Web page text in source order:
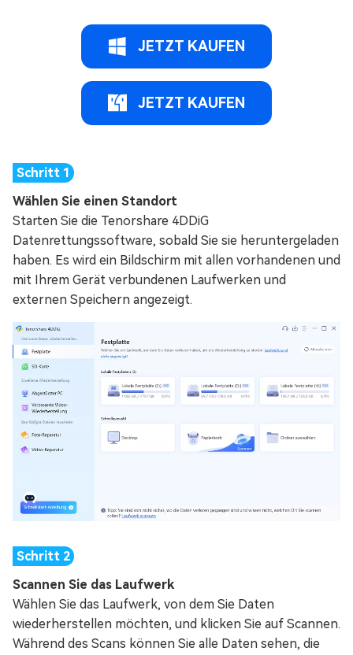
JETZT KAUFEN
JETZT KAUFEN
Wählen Sie einen Standort
Starten Sie die Tenorshare 4DDiG
Datenrettungssoftware, sobald Sie sie heruntergeladen
haben. Es wird ein Bildschirm mit allen vorhandenen und
mit Ihrem Gerät verbundenen Laufwerken und
externen Speichern angezeigt.
Scannen Sie das Laufwerk
Wählen Sie das Laufwerk, von dem Sie Daten
wiederherstellen möchten, und klicken Sie auf Scannen.
Während des Scans können Sie alle Daten sehen, die